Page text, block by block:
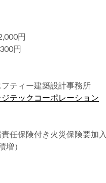
円
円
ィー建築設計事務所
テックコーポレーション
険付き火災保険要加入
）